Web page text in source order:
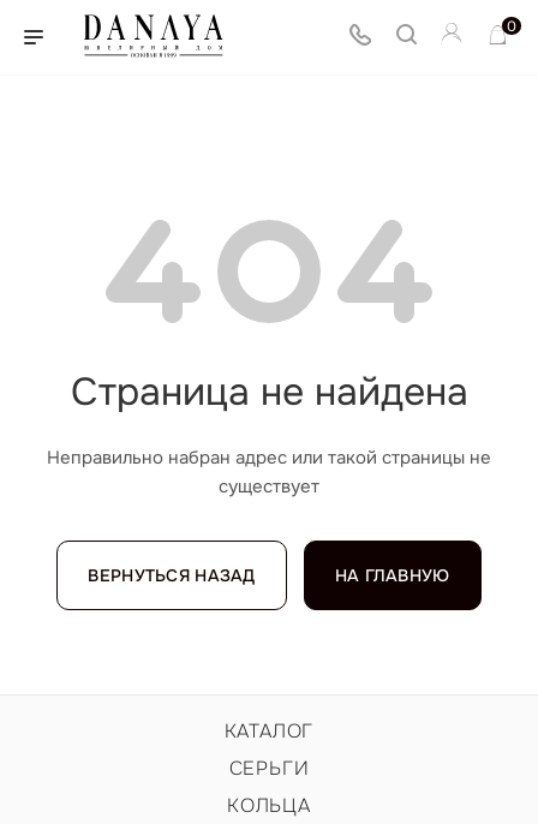
0
Страница не найдена
Неправильно набран адрес или такой страницы не
существует
ВЕРНУТЬСЯ НАЗАД НА ГЛАВНУЮ
КАТАЛОГ
СЕРЬГИ
КОЛЬЦА